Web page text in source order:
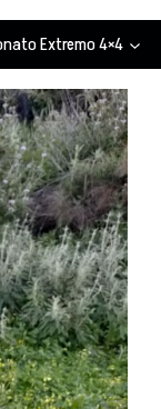
Extremo 4×4